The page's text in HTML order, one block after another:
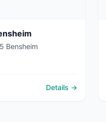
Bensheim
Details →